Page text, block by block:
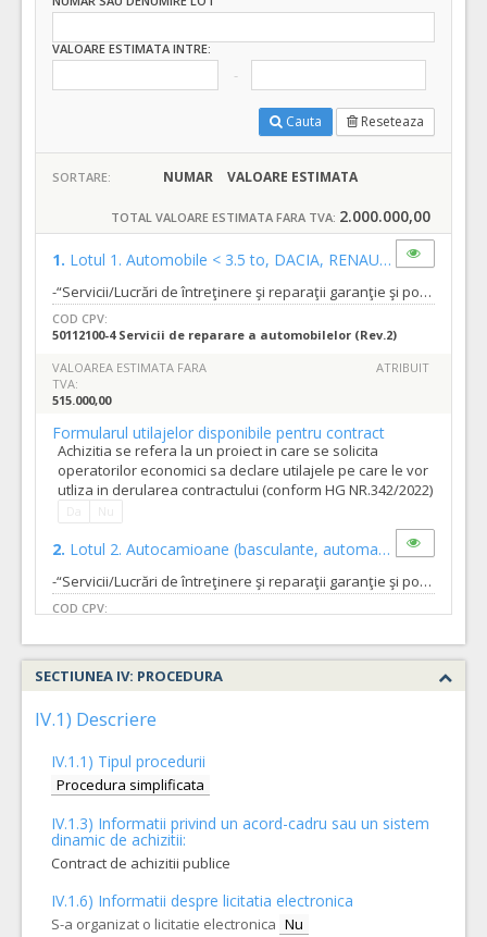
VALOARE ESTIMATA INTRE:
Cauta Reseteaza
SORTARE: NUMAR VALOARE ESTIMATA
TOTAL VALOARE ESTIMATA FARA TVA: 2.000.000,00
1. Lotul 1. Automobile < 3.5 to, DACIA, RENAULT, CITROEN, PEUGEOT, WOLSVANGEN, OPEL, SKODA
-“Servicii/Lucrări de întreţinere şi reparaţii garanţie şi postgaranţie a autovehiculelor si echipamentelor conexe” lotizat, din dotarea S.C. COMPANIA DE APĂ ORADEA S.A. –loturile 1,2,3,4 si 5.
COD CPV:
50112100-4 Servicii de reparare a automobilelor (Rev.2)
VALOAREA ESTIMATA FARA
TVA:
515.000,00
ATRIBUIT
Formularul utilajelor disponibile pentru contract
Achizitia se refera la un proiect in care se solicita
operatorilor economici sa declare utilajele pe care le vor
utliza in derularea contractului (conform HG NR.342/2022)
2. Lotul 2. Autocamioane (basculante, automacara, autocisterna si autospeciale cu suprastructuri de vidanjat si curatat conducte de apa, ) RENAULT, IVECO, ROMAN
-“Servicii/Lucrări de întreţinere şi reparaţii garanţie şi postgaranţie a autovehiculelor si echipamentelor conexe” lotizat, din dotarea S.C. COMPANIA DE APĂ ORADEA S.A. –loturile 1,2,3,4 si 5.
COD CPV:
VALOAREA ESTIMATA FARA
TVA:
610.000,00
ATRIBUIT
Formularul utilajelor disponibile pentru contract
operatorilor economici sa declare utilajele pe care le vor
utliza in derularea contractului (conform HG NR.342/2022)
Da Nu
3. Lotul 3. Automobile > 3.5 to, MAN, DAF, MERCEDES
COD CPV:
50114100-8 Servicii de reparare a camioanelor (Rev.2)
SECTIUNEA IV: PROCEDURA
IV.1) Descriere
IV.1.1) Tipul procedurii
Procedura simplificata
IV.1.3) Informatii privind un acord-cadru sau un sistem
dinamic de achizitii:
Contract de achizitii publice
IV.1.6) Informatii despre licitatia electronica
S-a organizat o licitatie electronica Nu